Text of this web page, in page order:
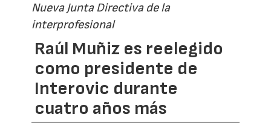
Nueva Junta Directiva de la
interprofesional
Raúl Muñiz es reelegido
como presidente de
Interovic durante
cuatro años más